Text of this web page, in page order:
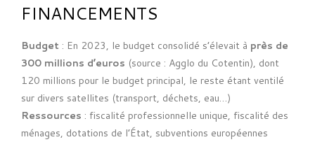
FINANCEMENTS
Budget : En 2023, le budget consolidé s’élevait à près de
300 millions d’euros (source : Agglo du Cotentin), dont
120 millions pour le budget principal, le reste étant ventilé
sur divers satellites (transport, déchets, eau…)
Ressources : fiscalité professionnelle unique, fiscalité des
ménages, dotations de l’État, subventions européennes